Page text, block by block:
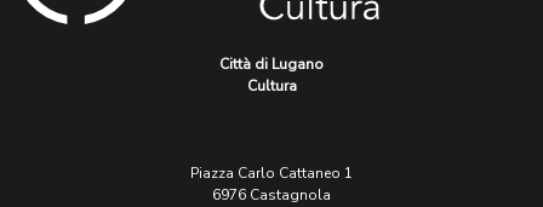
Città di Lugano
Cultura
Piazza Carlo Cattaneo 1
6976 Castagnola